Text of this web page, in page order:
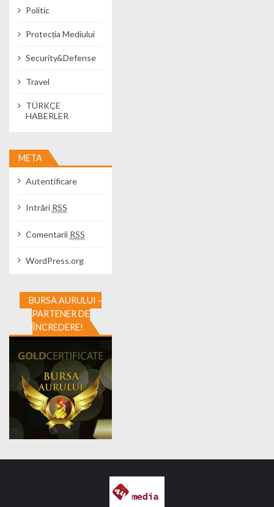
Politic
Protecția Mediului
Security&Defense
Travel
TÜRKÇE
HABERLER
META
Autentificare
Intrări RSS
Comentarii RSS
WordPress.org
BURSA AURULUI -
PARTENER DE
ÎNCREDERE!